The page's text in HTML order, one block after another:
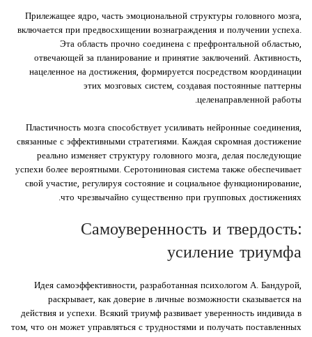
Прилежащее ядро, часть эмоциональной структуры головного мозга,
включается при предвосхищении вознаграждения и получении успеха.
Эта область прочно соединена с префронтальной областью,
отвечающей за планирование и принятие заключений. Активность,
нацеленное на достижения, формируется посредством координации
этих мозговых систем, создавая постоянные паттерны
целенаправленной работы.
Пластичность мозга способствует усиливать нейронные соединения,
связанные с эффективными стратегиями. Каждая скромная достижение
реально изменяет структуру головного мозга, делая последующие
успехи более вероятными. Серотониновая система также обеспечивает
свой участие, регулируя состояние и социальное функционирование,
что чрезвычайно существенно при групповых достижениях.
Самоуверенность и твердость:
усиление триумфа
Идея самоэффективности, разработанная психологом А. Бандурой,
раскрывает, как доверие в личные возможности сказывается на
действия и успехи. Всякий триумф развивает уверенность индивида в
том, что он может управляться с трудностями и получать поставленных